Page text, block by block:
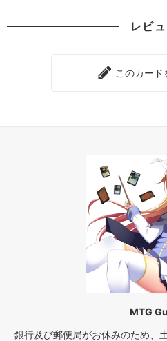
レビ
このカード
MTG
銀行及び郵便局がお休みのため、